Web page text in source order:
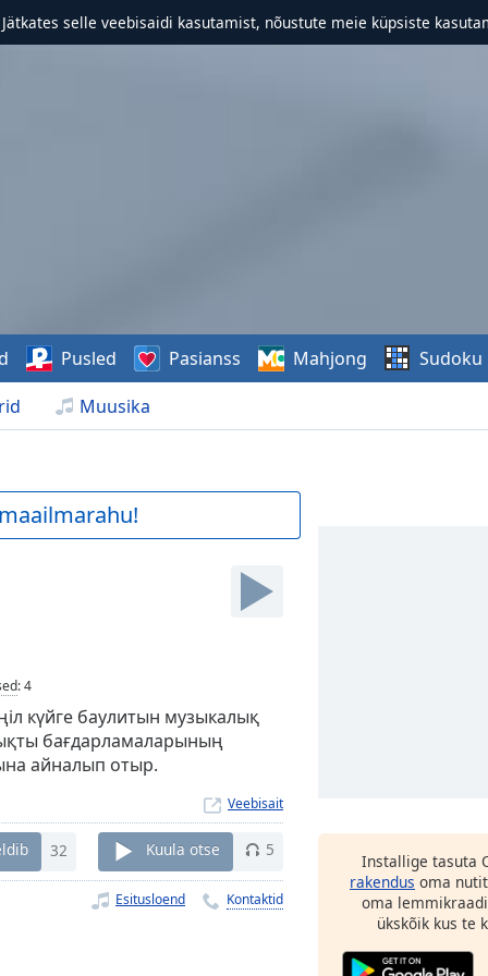
Jätkates selle veebisaidi kasutamist, nõustute meie küpsiste
Muusika
Pusled Pasianss Mahjong Sudoku
:4
күйге баулитын музыкалық
бағдарламаларының
айналып отыр.
Veebisait
32 Kuula otse 5
Esitusloend Kontaktid
Installige tasuta
rakendus oma
oma
ükskõik kus te